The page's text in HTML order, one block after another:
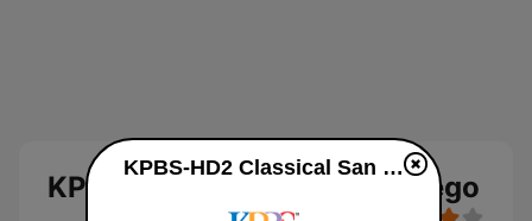
KPBS-HD2 Classical San Diego
KPBS-HD2 Classical San Diego live